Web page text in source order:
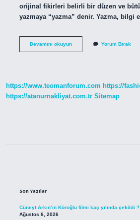
orijinal fikirleri belirli bir düzen ve
yazmaya “yazma” denir. Yazma, bilgi
Devamını okuyunYazma
Yorum Bırak
https://www.teomanforum.com https://
https://atanurnakliyat.com.tr Sitemap
Son Yazılar
Cüneyt Arkın’ın Köroğlu filmi kaç yılında çekildi ?
Ağustos 6, 2026